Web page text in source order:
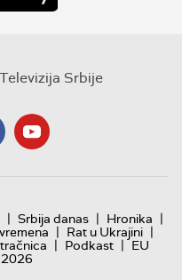
Srbije
| Srbija danas | Hronika |
| Rat u Ukrajini |
| Podkast | EU